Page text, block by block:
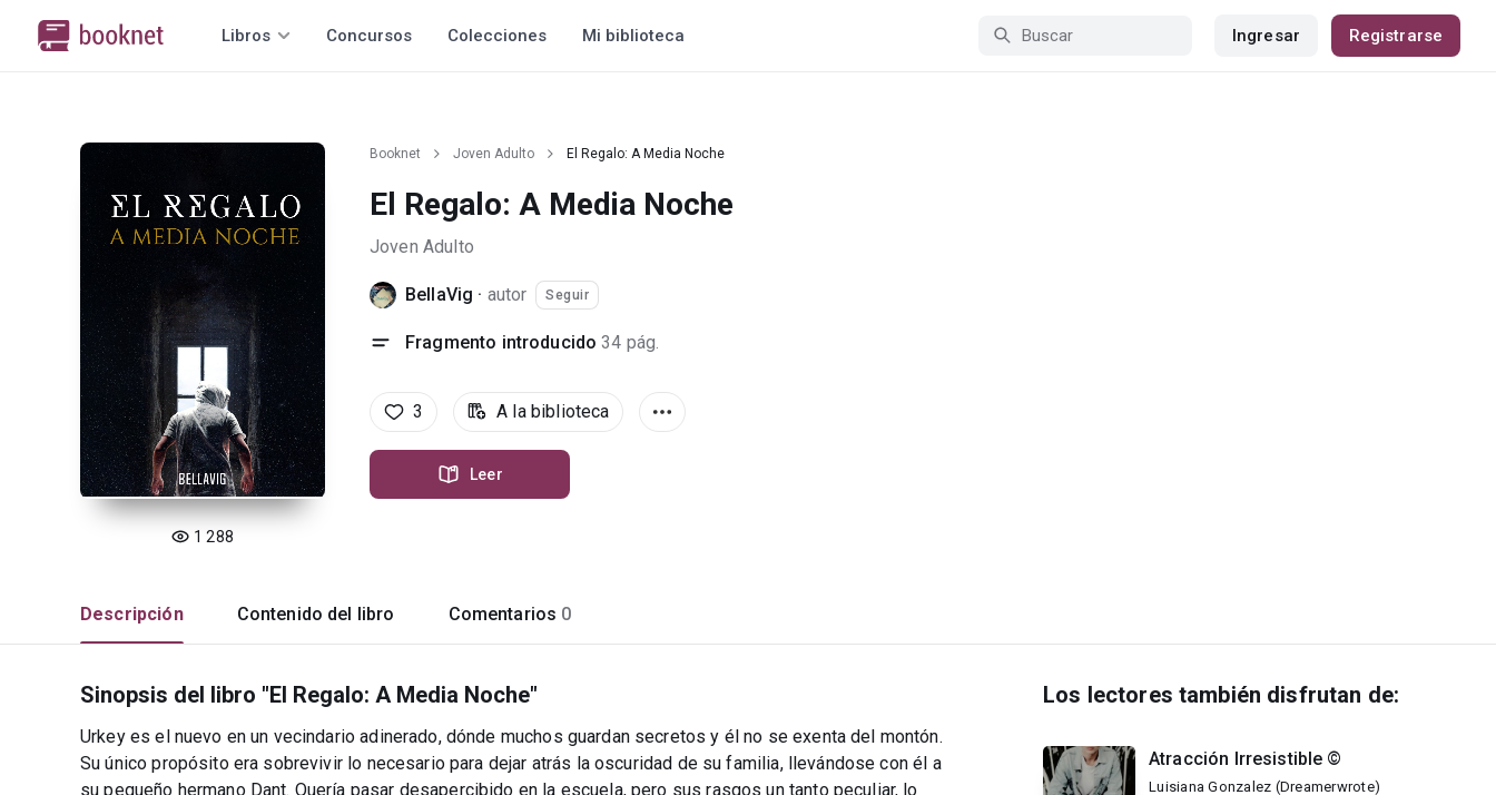
Libros Concursos Colecciones Mi biblioteca Ingresar Registrarse
1 288
Booknet Joven Adulto El Regalo: A Media Noche
El Regalo: A Media Noche
Joven Adulto
BellaVig · autor Seguir
Fragmento introducido 34 pág.
3 A la biblioteca
Leer
Descripción Contenido del libro Comentarios 0
Sinopsis del libro "El Regalo: A Media Noche"
Urkey es el nuevo en un vecindario adinerado, dónde muchos guardan secretos y él no se exenta del montón.
Su único propósito era sobrevivir lo necesario para dejar atrás la oscuridad de su familia, llevándose con él a
su pequeño hermano Dant. Quería pasar desapercibido en la escuela, pero sus rasgos un tanto peculiar, lo
Los lectores también disfrutan de:
Atracción Irresistible ©
Luisiana Gonzalez (Dreamerwrote)